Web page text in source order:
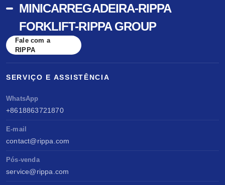
MINICARREGADEIRA-RIPPA
FORKLIFT-RIPPA GROUP
Fale com a
RIPPA
SERVIÇO E ASSISTÊNCIA
WhatsApp
+8618863721870
E-mail
contact@rippa.com
Pós-venda
service@rippa.com